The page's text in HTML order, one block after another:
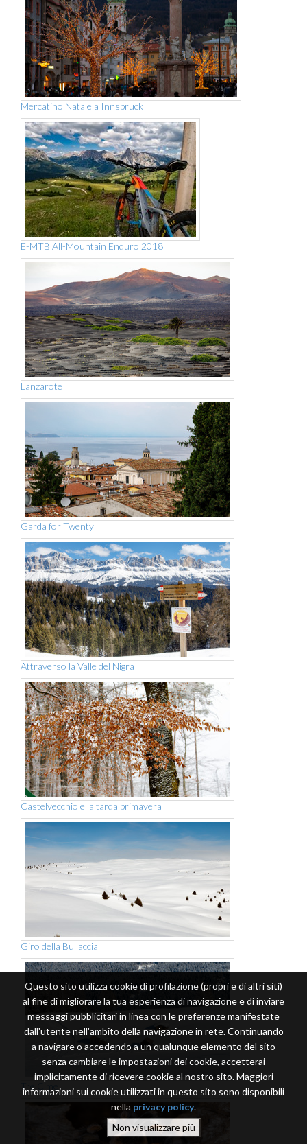
Mercatino Natale a Innsbruck
E-MTB All-Mountain Enduro 2018
Lanzarote
Garda for Twenty
Attraverso la Valle del Nigra
Castelvecchio e la tarda primavera
Giro della Bullaccia
Tre Cime
Questo sito utilizza cookie di profilazione (propri e di altri siti)
al fine di migliorare la tua esperienza di navigazione e di inviare
messaggi pubblicitari in linea con le preferenze manifestate
dall'utente nell'ambito della navigazione in rete. Continuando
a navigare o accedendo a un qualunque elemento del sito
senza cambiare le impostazioni dei cookie, accetterai
implicitamente di ricevere cookie al nostro sito. Maggiori
informazioni sui cookie utilizzati in questo sito sono disponibili
nella privacy policy.